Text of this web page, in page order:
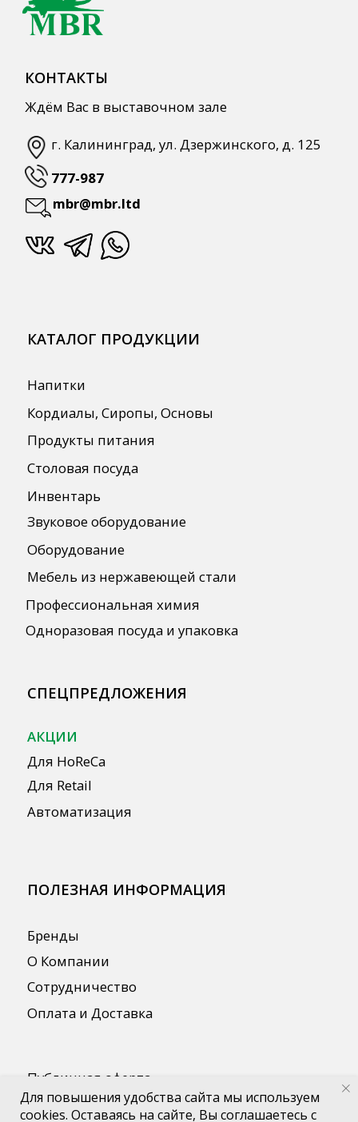
ПОЛЕЗНАЯ ИНФОРМАЦИЯ
АКЦИИ
Бренды
Автоматизация
Публичная оферта
Согласие на обработку персональных
данных
О Компании
Сотрудничество
Оплата и Доставка
Кордиалы, Сиропы, Основы
Напитки
Профессиональная химия
Одноразовая посуда и упаковка
Столовая посуда
Инвентарь
Звуковое оборудование
Оборудование
Мебель из нержавеющей стали
Для повышения удобства сайта мы используем
cookies. Оставаясь на сайте, Вы соглашаетесь с